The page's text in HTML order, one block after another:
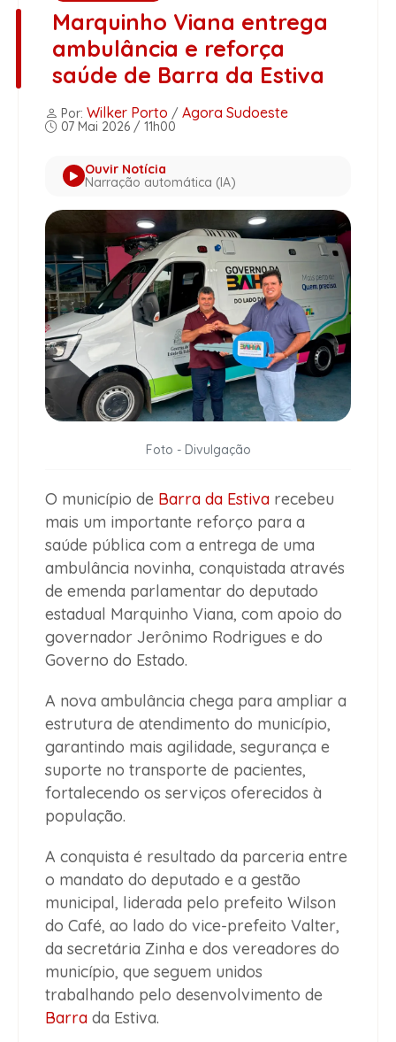
Marquinho Viana entrega
ambulância e reforça
saúde de Barra da Estiva
Por: Wilker Porto / Agora Sudoeste
07 Mai 2026 / 11h00
Ouvir Notícia
Narração automática (IA)
Foto - Divulgação
O município de Barra da Estiva recebeu
mais um importante reforço para a
saúde pública com a entrega de uma
ambulância novinha, conquistada através
de emenda parlamentar do deputado
estadual Marquinho Viana, com apoio do
governador Jerônimo Rodrigues e do
Governo do Estado.
A nova ambulância chega para ampliar a
estrutura de atendimento do município,
garantindo mais agilidade, segurança e
suporte no transporte de pacientes,
fortalecendo os serviços oferecidos à
população.
A conquista é resultado da parceria entre
o mandato do deputado e a gestão
municipal, liderada pelo prefeito Wilson
do Café, ao lado do vice-prefeito Valter,
da secretária Zinha e dos vereadores do
município, que seguem unidos
trabalhando pelo desenvolvimento de
Barra da Estiva.